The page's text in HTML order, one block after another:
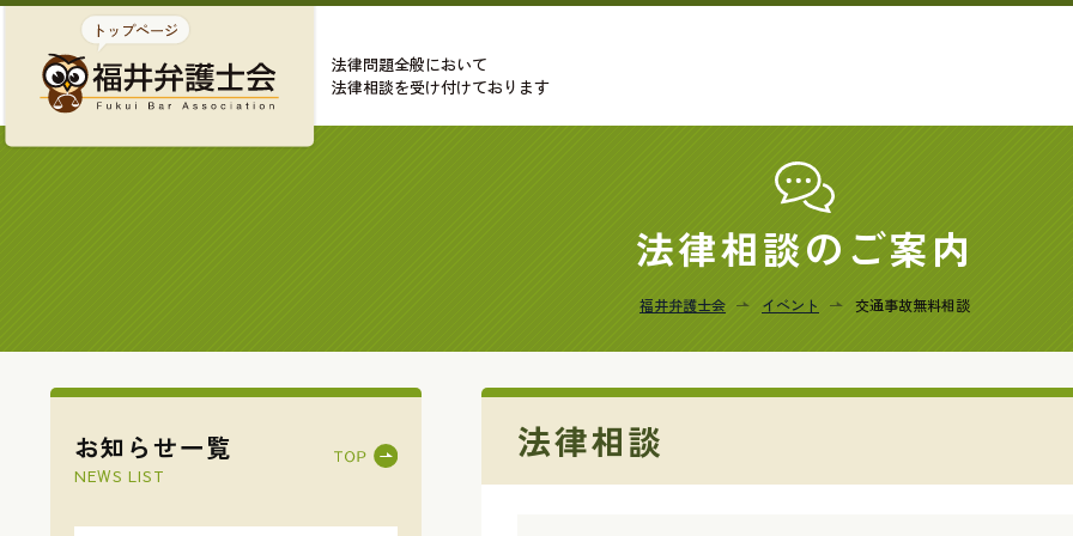
法律問題全般において
法律相談を受け付けております
法律相談のご案内
福井弁護士会 イベント 交通事故無料相談
お知らせ一覧
NEWS LIST
法律相談